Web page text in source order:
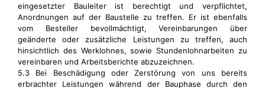
eingesetzter Bauleiter ist berechtigt und verpflichtet,
Anordnungen auf der Baustelle zu treffen. Er ist ebenfalls
vom Besteller bevollmächtigt, Vereinbarungen über
geänderte oder zusätzliche Leistungen zu treffen, auch
hinsichtlich des Werklohnes, sowie Stundenlohnarbeiten zu
vereinbaren und Arbeitsberichte abzuzeichnen.
5.3 Bei Beschädigung oder Zerstörung von uns bereits
erbrachter Leistungen während der Bauphase durch den